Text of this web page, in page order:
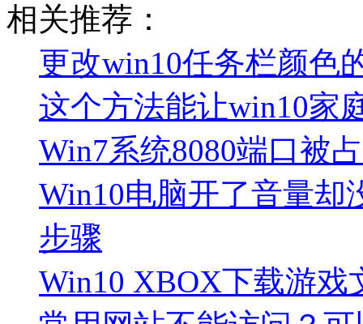
相关推荐：
更改win10任务栏颜色
这个方法能让win10家
Win7系统8080端口被
Win10电脑开了音量却
步骤
Win10 XBOX下载游戏